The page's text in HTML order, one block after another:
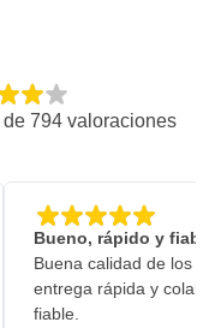
de 794 valoraciones
Bueno, rápido y fiable
Buena calidad de los
entrega rápida y
fiable.